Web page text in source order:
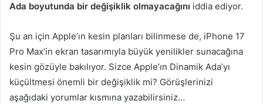
Ada boyutunda bir değişiklik olmayacağını iddia ediyor.
Şu an için Apple’ın kesin planları bilinmese de, iPhone 17
Pro Max’in ekran tasarımıyla büyük yenilikler sunacağına
kesin gözüyle bakılıyor. Sizce Apple’ın Dinamik Ada’yı
küçültmesi önemli bir değişiklik mi? Görüşlerinizi
aşağıdaki yorumlar kısmına yazabilirsiniz…